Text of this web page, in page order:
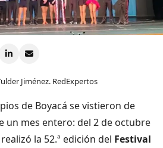
Jiménez. RedExpertos
de Boyacá se vistieron de
un mes entero: del 2 de octubre
la 52.ª edición del Festival